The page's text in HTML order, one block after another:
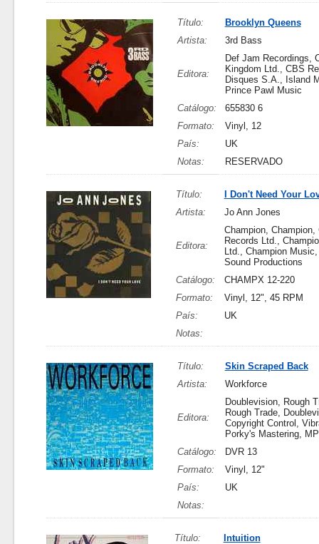
Título:
Brooklyn Queens
Artista:
3rd Bass
Editora:
Def Jam Recordings,
Kingdom Ltd., CBS
Disques S.A., Island
Prince Pawl Music
Catálogo:
655830 6
Formato:
Vinyl, 12
País:
UK
Notas:
RESERVADO
Título:
I Don't Need Your
Artista:
Jo Ann Jones
Editora:
Champion, Champion,
Records Ltd.,
Ltd., Champion
Sound Productions
Catálogo:
CHAMPX 12-220
Formato:
Vinyl, 12", 45 RPM
País:
UK
Notas:
Título:
Skin Scraped Back
Artista:
Workforce
Editora:
Doublevision, Rough
Rough Trade,
Copyright Control,
Porky's Mastering,
Catálogo:
DVR 13
Formato:
Vinyl, 12"
País:
UK
Notas:
Título:
Intuition